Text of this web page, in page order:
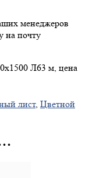
менеджеров
на почту
Л63 м, цена
лист, Цветной